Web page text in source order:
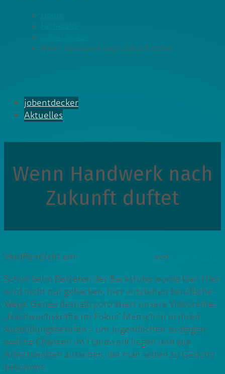
Wenn Handwerk nach Zukunft duftet
jobentdecker
Aktuelles
Wenn Handwerk nach
Zukunft duftet
Veröffentlicht am von
Schon beim Betreten der Backstube wurde klar: Hier
wird nicht nur gebacken, hier entstehen berufliche
Wege. Genau deshalb porträtiert unsere Videoreihe
„Nachwuchskräfte im Fokus“ Menschen in ihren
Ausbildungsberufen – um Jugendlichen zu zeigen,
welche Chancen im Handwerk liegen und wie
Arbeitswelten aussehen, die man selten zu Gesicht
bekommt.